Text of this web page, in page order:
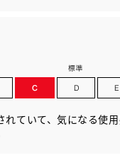
れていて、気になる使